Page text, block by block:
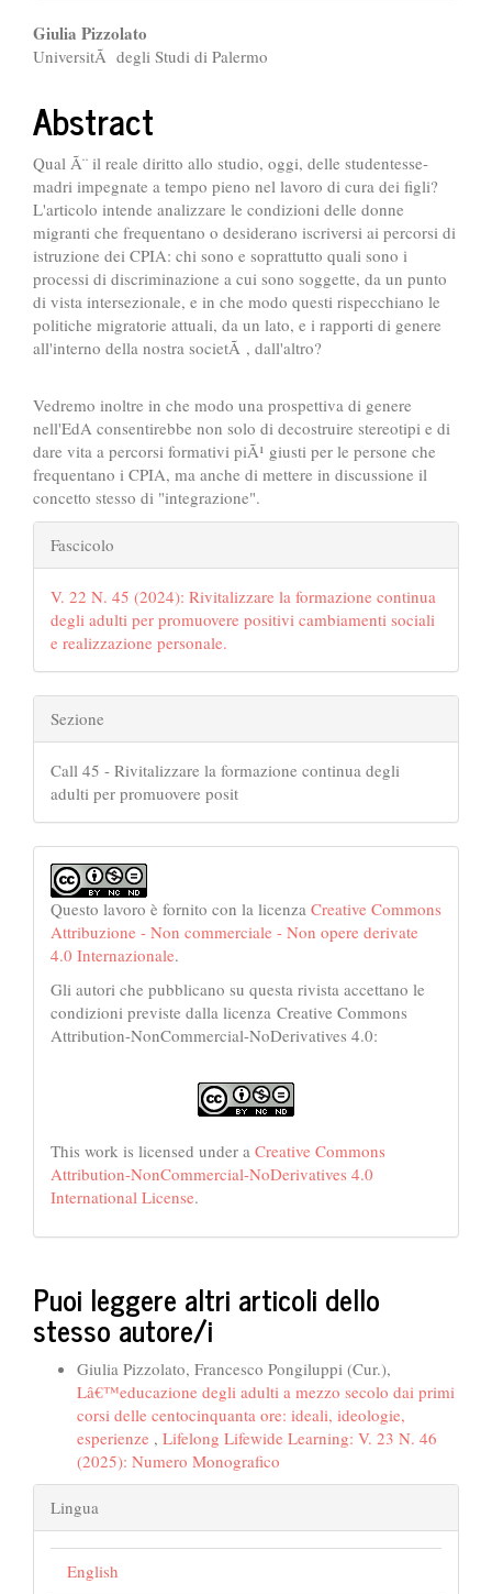
Giulia Pizzolato
UniversitÃ degli Studi di Palermo
Abstract
Qual Ã¨ il reale diritto allo studio, oggi, delle studentesse-
madri impegnate a tempo pieno nel lavoro di cura dei figli?
L'articolo intende analizzare le condizioni delle donne
migranti che frequentano o desiderano iscriversi ai percorsi di
istruzione dei CPIA: chi sono e soprattutto quali sono i
processi di discriminazione a cui sono soggette, da un punto
di vista intersezionale, e in che modo questi rispecchiano le
politiche migratorie attuali, da un lato, e i rapporti di genere
all'interno della nostra societÃ , dall'altro?
Vedremo inoltre in che modo una prospettiva di genere
nell'EdA consentirebbe non solo di decostruire stereotipi e di
dare vita a percorsi formativi piÃ¹ giusti per le persone che
frequentano i CPIA, ma anche di mettere in discussione il
concetto stesso di "integrazione".
Fascicolo
V. 22 N. 45 (2024): Rivitalizzare la formazione continua
degli adulti per promuovere positivi cambiamenti sociali
e realizzazione personale.
Sezione
Call 45 - Rivitalizzare la formazione continua degli
adulti per promuovere posit
Questo lavoro è fornito con la licenza Creative Commons
Attribuzione - Non commerciale - Non opere derivate
4.0 Internazionale.
Gli autori che pubblicano su questa rivista accettano le
condizioni previste dalla licenza Creative Commons
Attribution-NonCommercial-NoDerivatives 4.0:
This work is licensed under a Creative Commons
Attribution-NonCommercial-NoDerivatives 4.0
International License.
Puoi leggere altri articoli dello
stesso autore/i
Giulia Pizzolato, Francesco Pongiluppi (Cur.),
Lâ€™educazione degli adulti a mezzo secolo dai primi
corsi delle centocinquanta ore: ideali, ideologie,
esperienze , Lifelong Lifewide Learning: V. 23 N. 46
(2025): Numero Monografico
Lingua
English